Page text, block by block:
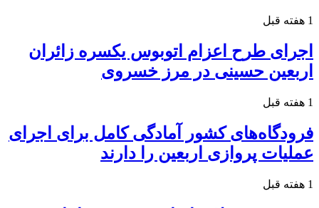
1 هفته قبل
اجرای طرح اعزام اتوبوس یکسره زائران
اربعین حسینی در مرز خسروی
1 هفته قبل
فرودگاه‌های کشور آمادگی کامل برای اجرای
عملیات پروازی اربعین را دارند
1 هفته قبل